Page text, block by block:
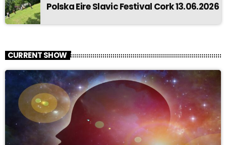
Polska Eire Slavic Festival Cork 13.06.2026
CURRENT SHOW